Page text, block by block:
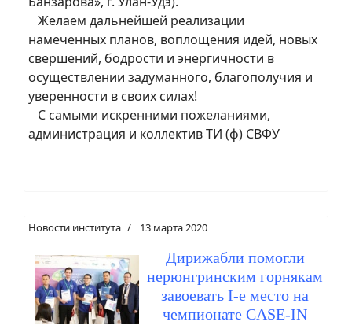
Желаем дальнейшей реализации
намеченных планов, воплощения идей, новых
свершений, бодрости и энергичности в
осуществлении задуманного, благополучия и
уверенности в своих силах!
С самыми искренними пожеланиями,
администрация и коллектив ТИ (ф) СВФУ
Новости института 13 марта 2020
Дирижабли помогли
нерюнгринским горнякам
завоевать I-е место на
чемпионате CASE-IN